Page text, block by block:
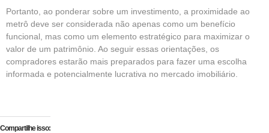
Portanto, ao ponderar sobre um investimento, a proximidade ao
metrô deve ser considerada não apenas como um benefício
funcional, mas como um elemento estratégico para maximizar o
valor de um patrimônio. Ao seguir essas orientações, os
compradores estarão mais preparados para fazer uma escolha
informada e potencialmente lucrativa no mercado imobiliário.
Compartilhe isso: